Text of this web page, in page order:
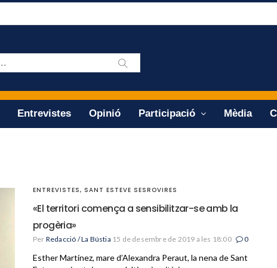
Entrevistes Opinió Participació Mèdia
ENTREVISTES, SANT ESTEVE SESROVIRES
«El territori comença a sensibilitzar-se amb la
progèria»
Per Redacció / La Bústia 15 de desembre de 2019 a les 18:00 0
Esther Martínez, mare d’Alexandra Peraut, la nena de Sant